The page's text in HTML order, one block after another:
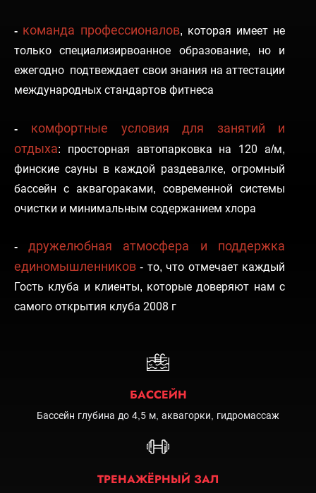
- команда профессионалов, которая имеет не
только специализирвоанное образование, но и
ежегодно подтвеждает свои знания на аттестации
международных стандартов фитнеса
-
комфортные условия для занятий и
отдыха: просторная автопарковка на 120 а/м,
финские сауны в каждой раздевалке, огромный
бассейн с аквагораками, современной системы
очистки и минимальным содержанием хлора
- дружелюбная атмосфера и поддержка
единомышленников - то, что отмечает каждый
Гость клуба и клиенты, которые доверяют нам с
самого открытия клуба 2008 г
БАССЕЙН
Бассейн глубина до 4,5 м, аквагорки, гидромассаж
ТРЕНАЖЁРНЫЙ ЗАЛ